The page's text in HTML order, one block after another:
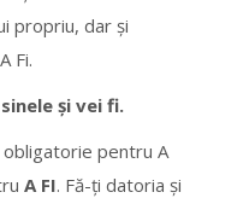
propriu, dar şi
Fi.
şi vei fi.
pentru A
A FI. Fă-ți datoria și